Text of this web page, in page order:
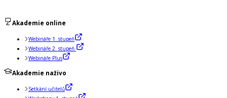
Akademie online
Webináře 1. stupeň
Webináře 2. stupeň
Webináře Plus
Akademie naživo
Setkání učitelů